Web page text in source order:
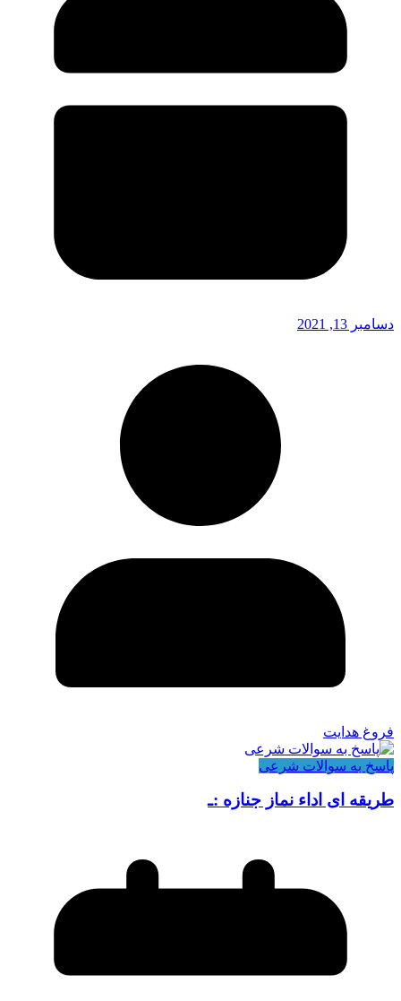
دسامبر 13, 2021
فروغ هدایت
پاسخ به سوالات شرعی
طریقه ای اداء نماز جنازه :ـ